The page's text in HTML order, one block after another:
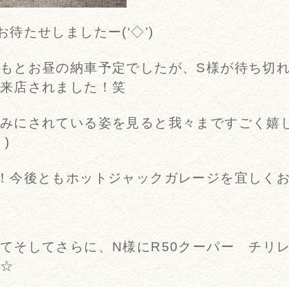
待たせしましたー(‘◇’)ゞ
とお昼の納車予定でしたが、S様が待ち切
店されました！笑
にされている姿を見ると我々まですごく嬉
)
今後ともホットジャックガレージを宜しく
そしてさらに、N様にR50クーパー チリ
☆